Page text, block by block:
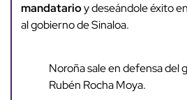
mandatarioy deseándole éxito
al gobierno de Sinaloa.
Noroña sale en defensa del
Rubén Rocha Moya.